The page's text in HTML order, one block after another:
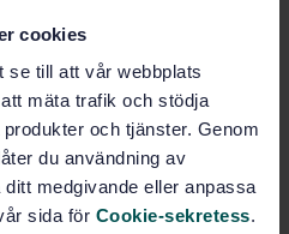
cookies
se till att vår webbplats
mäta trafik och stödja
och tjänster. Genom
du användning av
medgivande eller anpassa
sida för Cookie-sekretess.
i den nya utgåvan är ett
och ledningsfrågor.
gjorts mer generell och
revisioner, säger Jan
information om att revisioner